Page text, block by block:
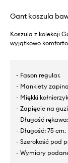
Gant koszula
Koszula z kolekcji
wyjątkowo
- Fason regular.
- Mankiety
- Miękki
- Zapięcie na
- Długość
- Długość: 75 cm.
- Szerokość pod
- Wymiary